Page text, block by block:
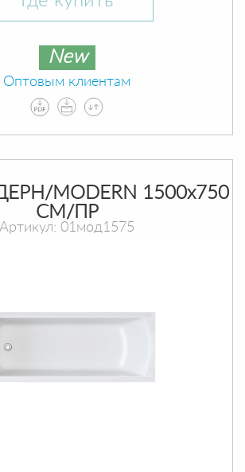
New
Оптовым клиентам
MODERN 1500х750
СМ/ПР
Артикул: 01мод1575